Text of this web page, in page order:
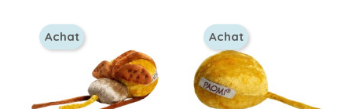
Achat Achat